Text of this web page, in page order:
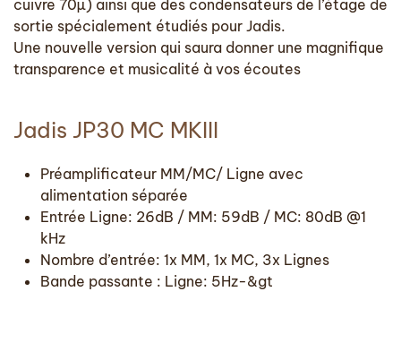
cuivre 70µ) ainsi que des condensateurs de l’étage de
sortie spécialement étudiés pour Jadis.
Une nouvelle version qui saura donner une magnifique
transparence et musicalité à vos écoutes
Jadis JP30 MC MKIII
Préamplificateur MM/MC/ Ligne avec
alimentation séparée
Entrée Ligne: 26dB / MM: 59dB / MC: 80dB @1
kHz
Nombre d’entrée: 1x MM, 1x MC, 3x Lignes
Bande passante : Ligne: 5Hz-&gt